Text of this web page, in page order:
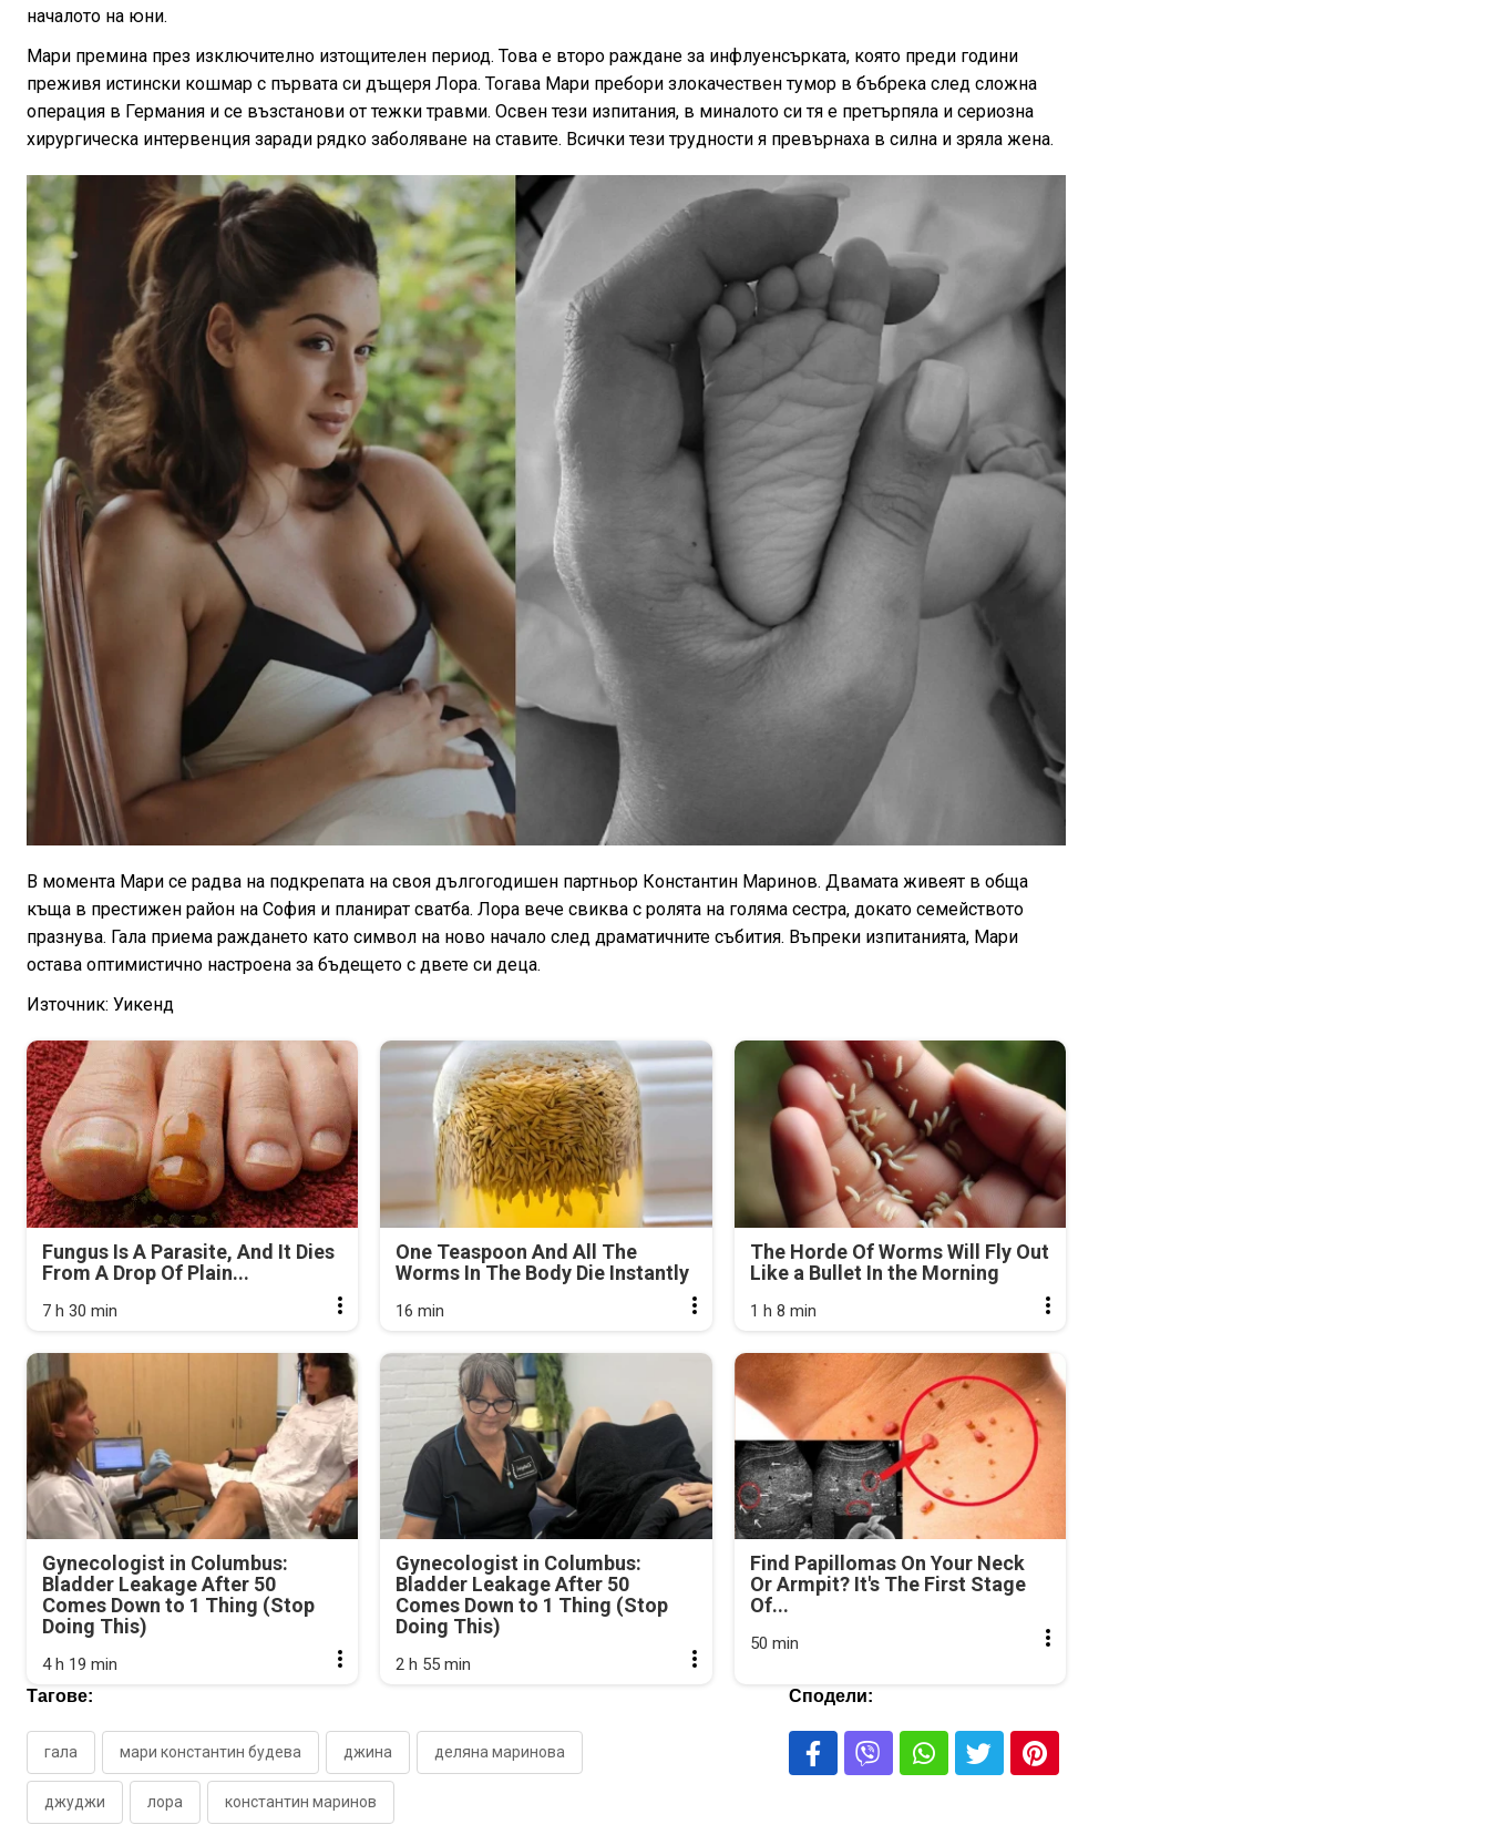
началото на юни.
Мари премина през изключително изтощителен период. Това е второ раждане за инфлуенсърката, която преди години
преживя истински кошмар с първата си дъщеря Лора. Тогава Мари пребори злокачествен тумор в бъбрека след сложна
операция в Германия и се възстанови от тежки травми. Освен тези изпитания, в миналото си тя е претърпяла и сериозна
хирургическа интервенция заради рядко заболяване на ставите. Всички тези трудности я превърнаха в силна и зряла жена.
В момента Мари се радва на подкрепата на своя дългогодишен партньор Константин Маринов. Двамата живеят в обща
къща в престижен район на София и планират сватба. Лора вече свиква с ролята на голяма сестра, докато семейството
празнува. Гала приема раждането като символ на ново начало след драматичните събития. Въпреки изпитанията, Мари
остава оптимистично настроена за бъдещето с двете си деца.
Източник: Уикенд
Fungus Is A Parasite, And It Dies
From A Drop Of Plain...
7 h 30 min
One Teaspoon And All The
Worms In The Body Die Instantly
16 min
The Horde Of Worms Will Fly Out
Like a Bullet In the Morning
1 h 8 min
Gynecologist in Columbus:
Bladder Leakage After 50
Comes Down to 1 Thing (Stop
Doing This)
4 h 19 min
Gynecologist in Columbus:
Bladder Leakage After 50
Comes Down to 1 Thing (Stop
Doing This)
2 h 55 min
Find Papillomas On Your Neck
Or Armpit? It's The First Stage
Of...
50 min
Тагове:
гала мари константин будева джина деляна маринова
джуджи лора константин маринов
Сподели: